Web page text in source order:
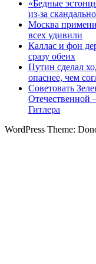
«Бедные
из-за
Москва
всех удивили
Каллас и фон
сразу обеих
Путин сделал
опаснее, чем
Советовать
Отечественной
Гитлера
WordPress Theme: